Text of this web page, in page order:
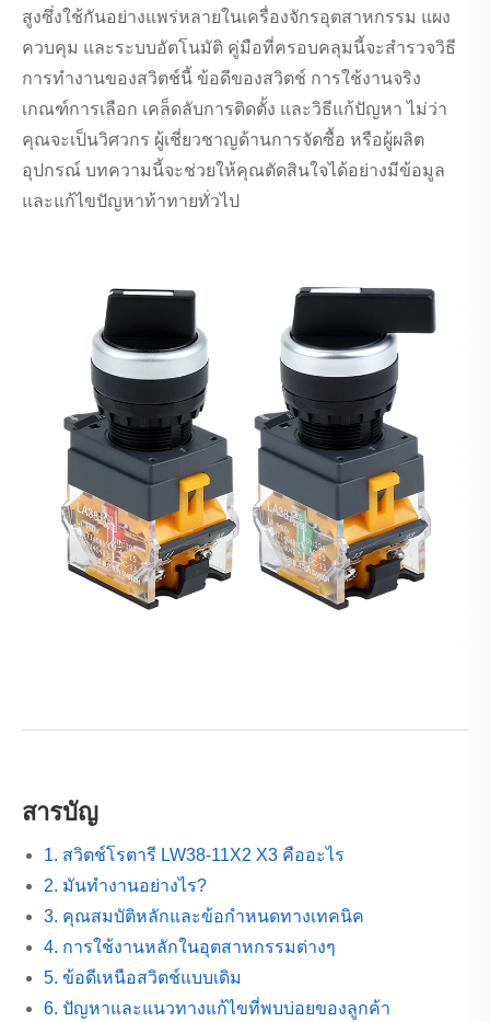
สูงซึ่งใช้กันอย่างแพร่หลายในเครื่องจักรอุตสาหกรรม แผง
ควบคุม และระบบอัตโนมัติ คู่มือที่ครอบคลุมนี้จะสำรวจวิธี
การทำงานของสวิตช์นี้ ข้อดีของสวิตช์ การใช้งานจริง
เกณฑ์การเลือก เคล็ดลับการติดตั้ง และวิธีแก้ปัญหา ไม่ว่า
คุณจะเป็นวิศวกร ผู้เชี่ยวชาญด้านการจัดซื้อ หรือผู้ผลิต
อุปกรณ์ บทความนี้จะช่วยให้คุณตัดสินใจได้อย่างมีข้อมูล
และแก้ไขปัญหาท้าทายทั่วไป
สารบัญ
1. สวิตช์โรตารี LW38-11X2 X3 คืออะไร
2. มันทำงานอย่างไร?
3. คุณสมบัติหลักและข้อกำหนดทางเทคนิค
4. การใช้งานหลักในอุตสาหกรรมต่างๆ
5. ข้อดีเหนือสวิตช์แบบเดิม
6. ปัญหาและแนวทางแก้ไขที่พบบ่อยของลูกค้า